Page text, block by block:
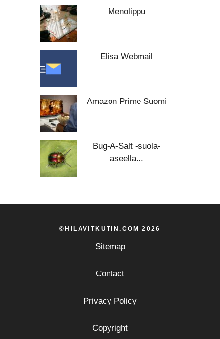
Menolippu
Elisa Webmail
Amazon Prime Suomi
Bug-A-Salt -suola-
aseella...
©HILAVITKUTIN.COM 2026
Sitemap
Contact
Privacy Policy
Copyright